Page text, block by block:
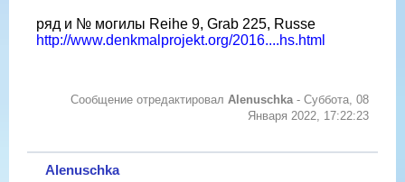
ряд и № могилы Reihe 9, Grab 225, Russe
http://www.denkmalprojekt.org/2016....hs.html
Сообщение отредактировал Alenuschka - Суббота, 08
Января 2022, 17:22:23
Alenuschka